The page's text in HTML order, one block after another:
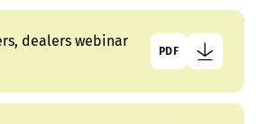
dealers webinar
PDF